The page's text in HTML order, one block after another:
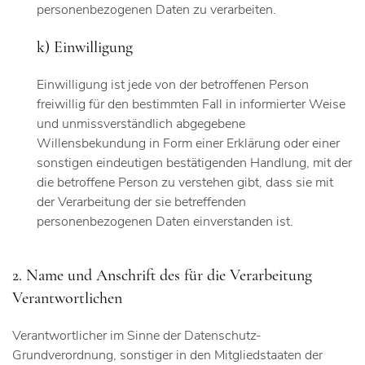
personenbezogenen Daten zu verarbeiten.
k) Einwilligung
Einwilligung ist jede von der betroffenen Person
freiwillig für den bestimmten Fall in informierter Weise
und unmissverständlich abgegebene
Willensbekundung in Form einer Erklärung oder einer
sonstigen eindeutigen bestätigenden Handlung, mit der
die betroffene Person zu verstehen gibt, dass sie mit
der Verarbeitung der sie betreffenden
personenbezogenen Daten einverstanden ist.
2. Name und Anschrift des für die Verarbeitung
Verantwortlichen
Verantwortlicher im Sinne der Datenschutz-
Grundverordnung, sonstiger in den Mitgliedstaaten der